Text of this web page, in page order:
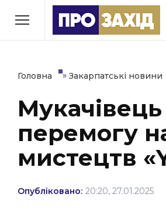
РУБРИКИ
Економіка
Політика
Втрачений Ужгород
(відеоверсія)
Головна » Закарпатські новини
перемогу
мистецтв
Опубліковано: 20:20, 27.01.2025